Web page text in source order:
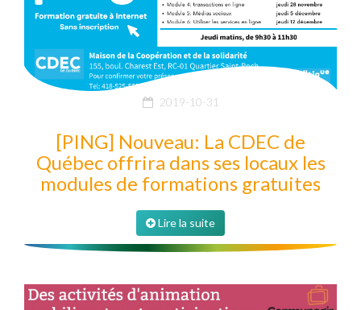
2019-10-31
[PING] Nouveau: La CDEC de
Québec offrira dans ses locaux les
modules de formations gratuites
Lire la suite